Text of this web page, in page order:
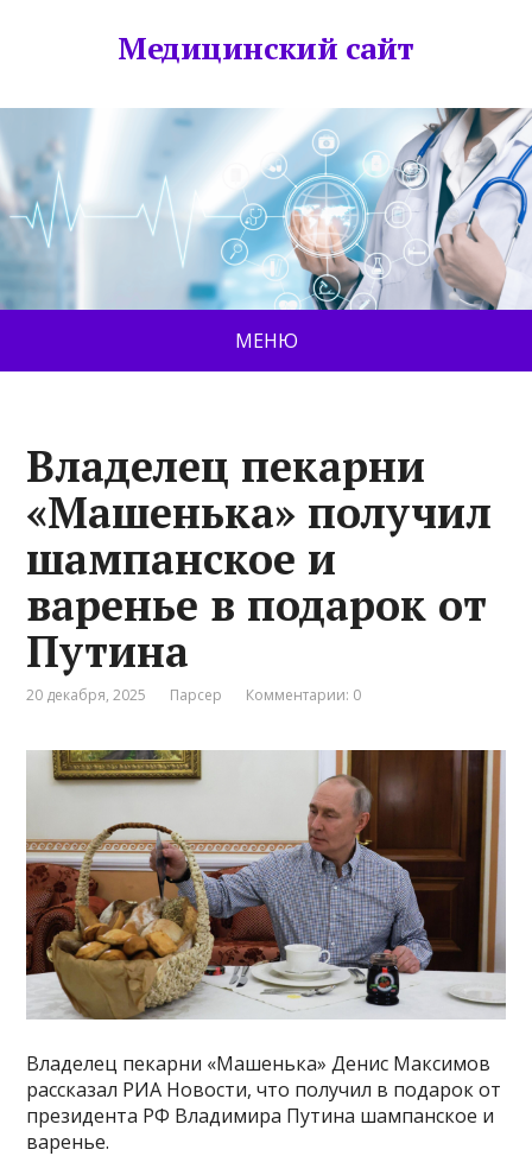
Медицинский сайт
МЕНЮ
Владелец пекарни
«Машенька» получил
шампанское и
варенье в подарок от
Путина
20 декабря, 2025 Парсер Комментарии: 0
Владелец пекарни «Машенька» Денис Максимов
рассказал РИА Новости, что получил в подарок от
президента РФ Владимира Путина шампанское и
варенье.